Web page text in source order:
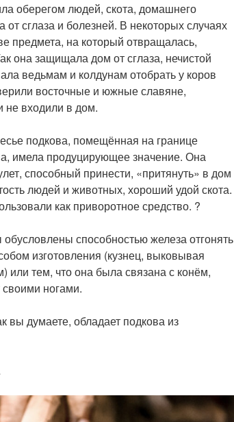
оберегом людей, скота, домашнего
сглаза и болезней. В некоторых случаях
предмета, на который отвращалась,
она защищала дом от сглаза, нечистой
ведьмам и колдунам отобрать у коров
восточные и южные славяне,
не входили в дом.
подкова, помещённая на границе
имела продуцирующее значение. Она
способный принести, «притянуть» в дом
людей и животных, хороший удой скота.
как приворотное средство. ?
способностью железа отгонять
изготовления (кузнец, выковывая
или тем, что она была связана с конём,
своими ногами.
вы думаете, обладает подкова из